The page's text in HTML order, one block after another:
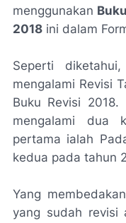
menggunakan
2018 ini dalam
Seperti
mengalami Revisi
Buku Revisi
mengalami dua
pertama ialah
kedua pada tahun
Yang
yang sudah revisi